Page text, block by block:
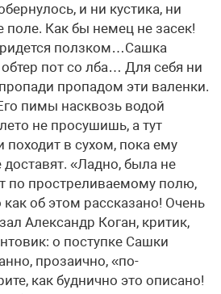
и ни кустика, ни
поле. Как бы немец не засек!
ползком…Сашка
пот со лба… Для себя ни
пропадом эти валенки.
пимы насквозь водой
не просушишь, а тут
походит в сухом, пока ему
доставят. «Ладно, была не
по простреливаемому полю,
об этом рассказано! Очень
Александр Коган, критик,
о поступке Сашки
прозаично, «по-
как буднично это описано!